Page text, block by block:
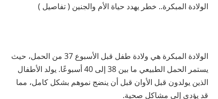
الولادة المبكرة.. خطر يهدد حياة الأم والجنين ( تفاصيل )
الولادة المبكرة هي ولادة طفل قبل الأسبوع 37 من الحمل، حيث
يستمر الحمل الطبيعي ما بين 38 إلى 40 أسبوعًا. يولد الأطفال
الذين يولدون قبل الأوان قبل أن ينضج نموهم بشكل كامل، مما
قد يؤدي إلى مشاكل صحية.